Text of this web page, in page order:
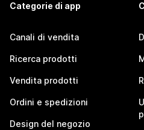
Categorie di app
Canali di vendita
Ricerca prodotti
Vendita prodotti
Ordini e spedizioni
Design del negozio